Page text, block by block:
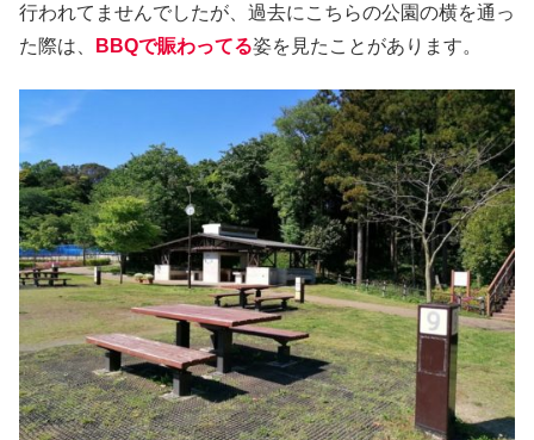
行われてませんでしたが、過去にこちらの公園の横を通っ
た際は、
BBQで賑わってる姿を見たことがあります。